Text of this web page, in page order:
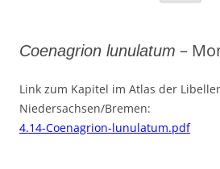
Coenagrion lunulatum –
Link zum Kapitel im Atlas der
Niedersachsen/Bremen:
4.14-Coenagrion-lunulatum.pdf